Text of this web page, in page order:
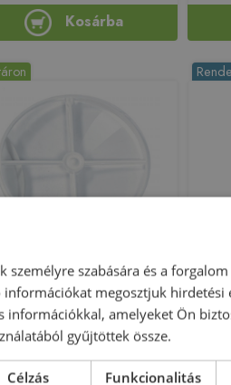
Kosárba
pillangószelep X-Mart 10
/ E-100 / B-10 Plus,
01990097
Azonosító: 164039
Cikkszám: 01990097
szabására és a forgalom
megosztjuk hirdetési
információkkal, amelyeket Ön
gyűjtöttek össze.
Célzás Funkcionalitás